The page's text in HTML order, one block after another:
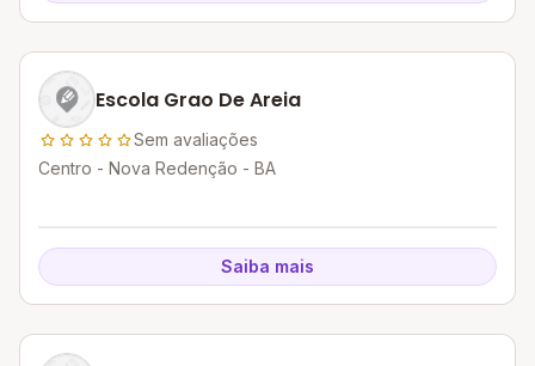
Escola Grao De Areia
Sem avaliações
Centro - Nova Redenção - BA
Saiba mais